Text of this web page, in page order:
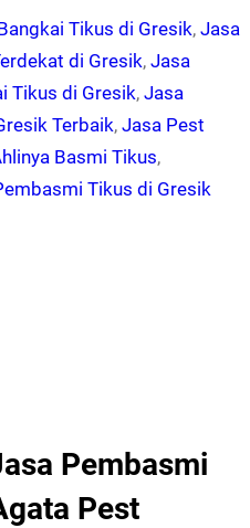
Tikus di Gresik, Jasa
di Gresik, Jasa
Tikus di Gresik, Jasa
Terbaik, Jasa Pest
Basmi Tikus,
Tikus di Gresik
Pembasmi
Pest